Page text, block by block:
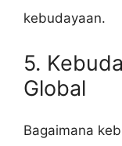
kebudayaan.
5.
Global
Bagaimana